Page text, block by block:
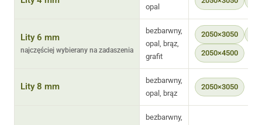
opal
Lity 6 mm
najczęściej wybierany na zadaszenia
bezbarwny,
opal, brąz,
grafit
2050×3050
2050×4500
Lity 8 mm
bezbarwny,
opal, brąz
2050×3050
bezbarwny,